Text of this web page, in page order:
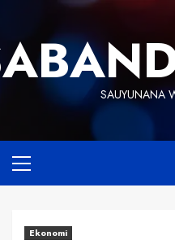
content
SAUYUNANA
Menu
Ekonomi